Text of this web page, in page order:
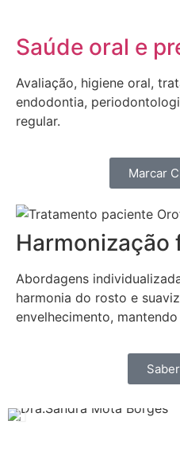
Saúde oral e
Avaliação, higiene oral,
endodontia,
regular.
Marcar
Harmonização
Abordagens
harmonia do rosto e
envelhecimento,